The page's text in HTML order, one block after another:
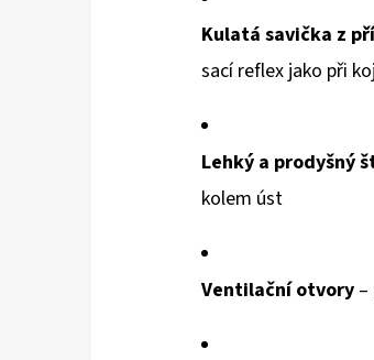
0,0
hvězdiček.
Kulatá savička z
sací reflex jako při
Lehký a prodyšný
kolem úst
Ventilační otvory